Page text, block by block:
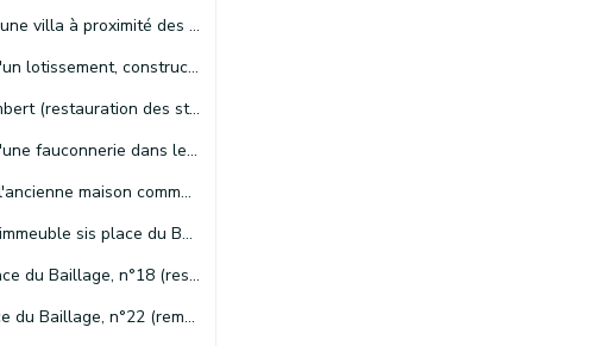
Dinant (Anseremme), construction d'une villa à proximité des rochers de Freyr
Dinant (Bouvignes), aménagement d'un lotissement, construction d'un chalet et installation de l'éclairage public dans la vallée de la Meuse, entre Bouvignes et Houx
Dinant (Bouvignes), église Saint-Lambert (restauration des statues et de la toiture)
Dinant (Bouvignes), aménagement d'une fauconnerie dans les ruines de l'ancien château comtal
Dinant (Bouvignes), restauration de l'ancienne maison communale, dite "maison espagnole"
Dinant (Bouvignes), rénovation d'un immeuble sis place du Baillage, n°4
Dinant (Bouvignes), immeuble sis place du Baillage, n°18 (restauration des châssis de fenêtre)
Dinant (Bouvignes), maison sise place du Baillage, n°22 (remplacement des châssis de fenêtres)